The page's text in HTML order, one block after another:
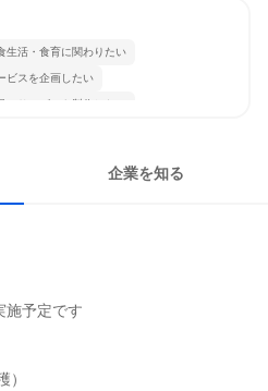
生活・食育に関わりたい
ビスを企画したい
・サービスを製作したい
企業を知る
施予定です
）